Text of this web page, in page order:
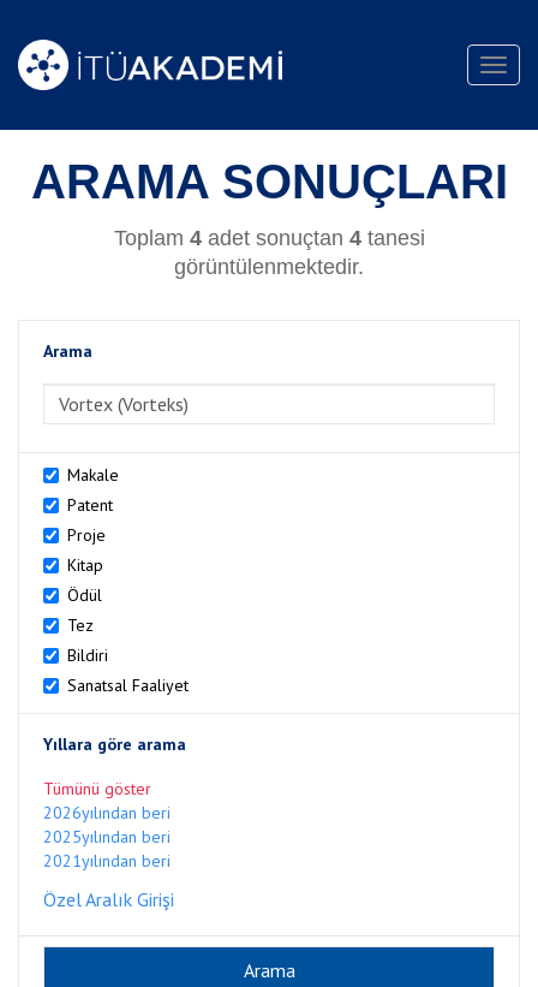
ARAMA SONUÇLARI
Toplam 4adet sonuçtan 4tanesi
görüntülenmektedir.
Arama
Makale
Patent
Proje
Kitap
Ödül
Tez
Bildiri
Sanatsal Faaliyet
Yıllara göre arama
Tümünü göster
2026yılından beri
2025yılından beri
2021yılından beri
Özel Aralık Girişi